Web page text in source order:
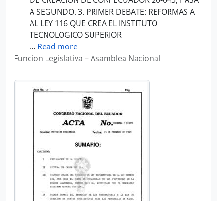
A SEGUNDO. 3. PRIMER DEBATE: REFORMAS A
AL LEY 116 QUE CREA EL INSTITUTO
TECNOLOGICO SUPERIOR
… Read more
Funcion Legislativa – Asamblea Nacional